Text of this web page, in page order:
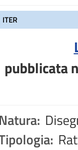
ITER
pubblicata
Natura: